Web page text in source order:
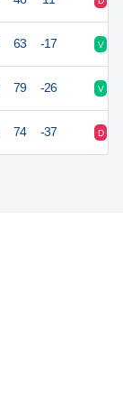
63 -17 V
79 -26 V
74 -37 D